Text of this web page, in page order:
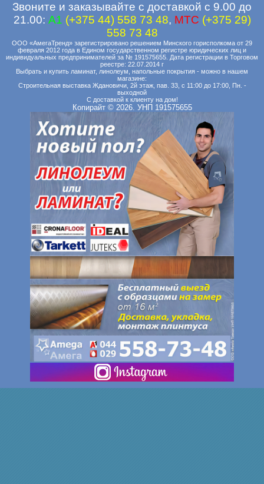
Звоните и заказывайте с доставкой с 9.00 до
21.00: A1 (+375 44) 558 73 48, MTC (+375 29)
558 73 48
ООО «АмегаТренд» зарегистрировано решением Минского горисполкома от 29
февраля 2012 года в Едином государственном регистре юридических лиц и
индивидуальных предпринимателей за № 191575655. Дата регистрации в Торговом
реестре: 22.07.2014 г
Выбрать и купить ламинат, линолеум, напольные покрытия - можно в нашем
магазине:
Строительная выставка Ждановичи, 2й этаж, пав. 33, с 11:00 до 17:00, Пн. -
выходной
С доставкой к клиенту на дом!
Копирайт © 2026. УНП 191575655